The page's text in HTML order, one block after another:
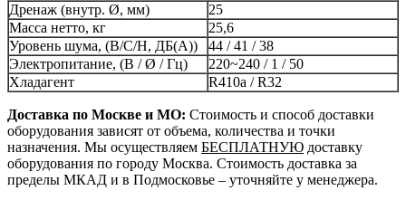
Дренаж (внутр. Ø, мм)
25
Масса нетто, кг
25,6
Уровень шума, (В/С/Н, ДБ(А))
44 / 41 / 38
Электропитание, (В / Ø / Гц)
220~240 / 1 / 50
Хладагент
R410a / R32
Доставка по Москве и МО: Стоимость и способ доставки
оборудования зависят от объема, количества и точки
назначения. Мы осуществляем БЕСПЛАТНУЮ доставку
оборудования по городу Москва. Стоимость доставка за
пределы МКАД и в Подмосковье – уточняйте у менеджера.